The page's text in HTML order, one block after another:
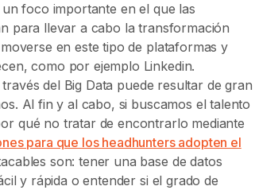
foco importante en el que las
para llevar a cabo la transformación
en este tipo de plataformas y
como por ejemplo Linkedin.
del Big Data puede resultar de gran
Al fin y al cabo, si buscamos el talento
qué no tratar de encontrarlo mediante
para que los headhunters adopten el
son: tener una base de datos
y rápida o entender si el grado de